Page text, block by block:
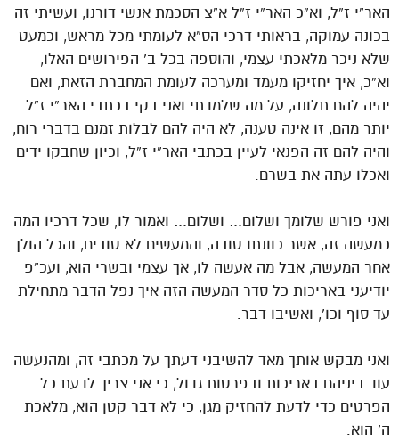
האר”י ז”ל, וא”כ האר”י ז”ל א”צ הסכמת אנשי דורנו, ועשיתי זה
בכונה עמוקה, בראותי דרכי הס”א לעומתי מכל מראש, וכמעט
שלא ניכר מלאכתי עצמי, והוספה בכל ב’ הפירושים האלו,
וא”כ, איך יחזיקו מעמד ומערכה לעומת המחברת הזאת, ואם
יהיה להם תלונה, על מה שלמדתי ואני בקי בכתבי האר”י ז”ל
יותר מהם, זו אינה טענה, לא היה להם לבלות זמנם בדברי רוח,
והיה להם זה הפנאי לעיין בכתבי האר”י ז”ל, וכיון שחבקו ידים
ואכלו עתה את בשרם.
ואני פורש שלומך ושלום… ושלום… ואמור לו, שכל דרכיו המה
כמעשה זה, אשר כוונתו טובה, והמעשים לא טובים, והכל הולך
אחר המעשה, אבל מה אעשה לו, אך עצמי ובשרי הוא, ועכ”פ
יודיעני באריכות כל סדר המעשה הזה איך נפל הדבר מתחילת
עד סוף וכו’, ואשיבו דבר.
ואני מבקש אותך מאד להשיבני דעתך על מכתבי זה, ומהנעשה
עוד ביניהם באריכות ובפרטות גדול, כי אני צריך לדעת כל
הפרטים כדי לדעת להחזיק מגן, כי לא דבר קטן הוא, מלאכת
ה’ הוא.